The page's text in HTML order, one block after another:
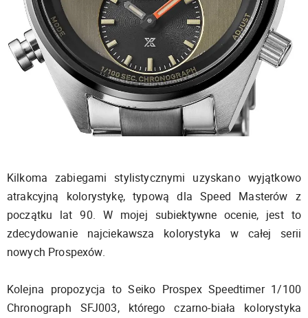
Kilkoma zabiegami stylistycznymi uzyskano wyjątkowo
atrakcyjną kolorystykę, typową dla Speed Masterów z
początku lat 90. W mojej subiektywne ocenie, jest to
zdecydowanie najciekawsza kolorystyka w całej serii
nowych Prospexów.
Kolejna propozycja to Seiko Prospex Speedtimer 1/100
Chronograph SFJ003, którego czarno-biała kolorystyka